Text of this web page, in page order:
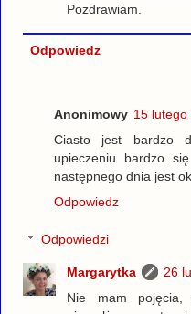
Pozdrawiam.
Odpowiedz
Anonimowy 15
Ciasto jest bardzo
upieczeniu bardzo
następnego dnia jest
Odpowiedz
Odpowiedzi
Margarytka
26
Nie mam